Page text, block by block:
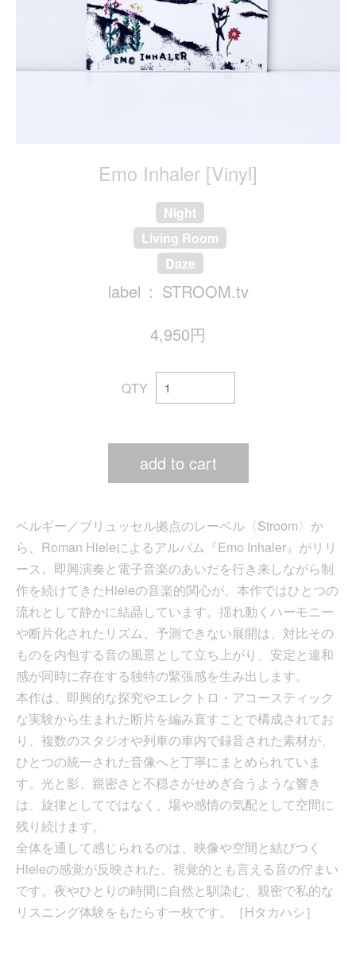
Emo Inhaler [Vinyl]
Night
Living Room
Daze
label
STROOM.tv
4,950円
QTY
add to cart
ベルギー／ブリュッセル拠点のレーベル〈Stroom〉か
ら、Roman Hieleによるアルバム『Emo Inhaler』がリリ
ース。即興演奏と電子音楽のあいだを行き来しながら制
作を続けてきたHieleの音楽的関心が、本作ではひとつの
流れとして静かに結晶しています。揺れ動くハーモニー
や断片化されたリズム、予測できない展開は、対比その
ものを内包する音の風景として立ち上がり、安定と違和
感が同時に存在する独特の緊張感を生み出します。
本作は、即興的な探究やエレクトロ・アコースティック
な実験から生まれた断片を編み直すことで構成されてお
り、複数のスタジオや列車の車内で録音された素材が、
ひとつの統一された音像へと丁寧にまとめられていま
す。光と影、親密さと不穏さがせめぎ合うような響き
は、旋律としてではなく、場や感情の気配として空間に
残り続けます。
全体を通して感じられるのは、映像や空間と結びつく
Hieleの感覚が反映された、視覚的とも言える音の佇まい
です。夜やひとりの時間に自然と馴染む、親密で私的な
リスニング体験をもたらす一枚です。［Hタカハシ］